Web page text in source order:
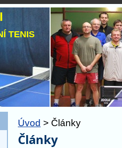
Úvod > Články
Články
TENIS